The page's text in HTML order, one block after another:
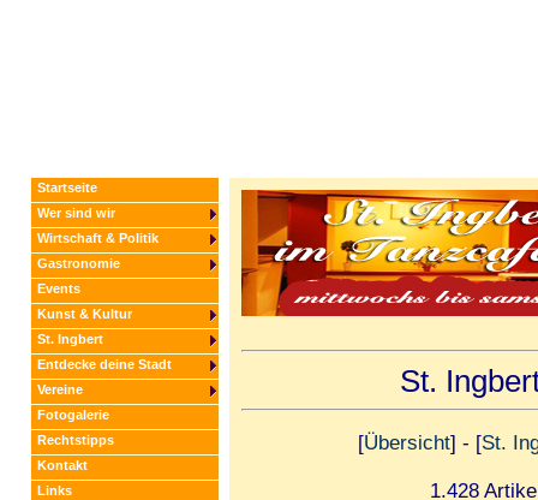
St.
[Übersicht] - [St.
1.428
Startseite
Wer sind wir
Wirtschaft & Politik
Gastronomie
Events
Kunst & Kultur
St. Ingbert
Entdecke deine Stadt
Vereine
Fotogalerie
Rechtstipps
Kontakt
Links